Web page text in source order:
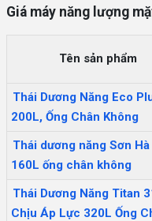
Giá máy năng lượng
Tên sản phẩm
Thái Dương Năng Eco
200L, Ống Chân Không
Thái dương năng Sơn
160L ống chân không
Thái Dương Năng Titan
Chịu Áp Lực 320L Ống